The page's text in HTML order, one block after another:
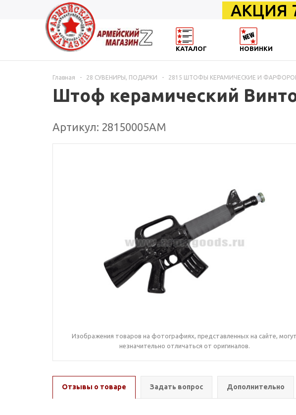
АКЦИЯ
КАТАЛОГ НОВИНКИ
Главная - 28 СУВЕНИРЫ, ПОДАРКИ - 2815 ШТОФЫ КЕРАМИЧЕСКИЕ И
Штоф керамический
Артикул: 28150005АМ
Изображения товаров на фотографиях, представленных на сайте, могут
незначительно отличаться от оригиналов.
Отзывы о товаре Задать вопрос Дополнительно